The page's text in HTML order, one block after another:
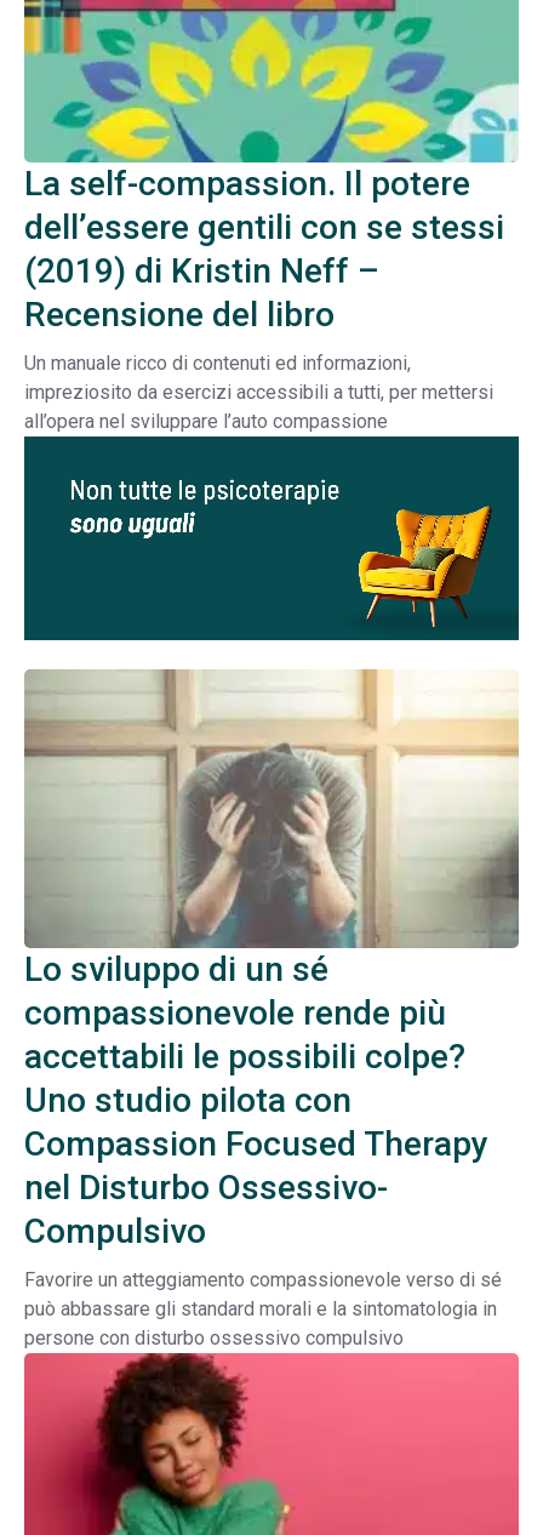
La self-compassion. Il potere
dell’essere gentili con se stessi
(2019) di Kristin Neff –
Recensione del libro
Un manuale ricco di contenuti ed informazioni,
impreziosito da esercizi accessibili a tutti, per mettersi
all’opera nel sviluppare l’auto compassione
Lo sviluppo di un sé
compassionevole rende più
accettabili le possibili colpe?
Uno studio pilota con
Compassion Focused Therapy
nel Disturbo Ossessivo-
Compulsivo
Favorire un atteggiamento compassionevole verso di sé
può abbassare gli standard morali e la sintomatologia in
persone con disturbo ossessivo compulsivo